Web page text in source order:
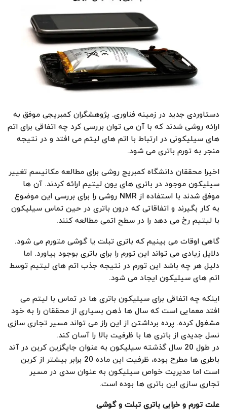
دستاوردی جدید در زمینه فناوری. پژوهشگران کمبریجی موفق به
ارائه روشی شدند که با آن می توان بررسی کرد چه اتفاقی برای اتم
های سیلیکونی در ارتباط با اتم های لیتم می افتد و در نتیجه
منجر به تورم باتری می شود.
اخیرا محققان دانشگاه کمبریج روشی برای مطالعه مکانیسم تغییر
سیلیکون موجود در باتری های یون لیتیم ارائه کردند. آن ها
موفق شدند با استفاده از NMR روشی را برای بررسی این موضوع
به کار بگیرند و اتفاقاتی که درون باتری در حین تماس سیلیکون
با لیتیم رخ می دهد را در سطح اتمی مطالعه کنند.
گاهی اوقات می بینیم که باتری تبلت یا گوشی متورم می شود.
دلایل زیادی می تواند این تورم را برای باتری بوجود بیاورد. اما
دلیل هر چه باشد این تورم در نتیجه جذب اتم های لیتیم توسط
اتم های سیلیکون ایجاد می شود.
اینکه چه اتفاقی برای سیلیکون باتری ها در تماس با لیتم می
افتد معمایی است که سال ها ذهن بسیاری از محققان را به خود
مشغول کرده. پرده برداشتن از این راز می تواند مسیر تجاری سازی
نسل جدیدی از باتری ها با ظرفیت بالا را آسان کند.
در طول 20 سال گذشته سیلیکون به عنوان جایگزین کربن در آند
باطری ها مطرح بوده، ظرفیت این ماده 20 برابر بیشتر از کربن
است اما مدیریت خواص سیلیکون به عنوان سدی در مسیر
تجاری سازی این باتری ها بوده است.
علت تورم و خرابی باتری تبلت و گوشی